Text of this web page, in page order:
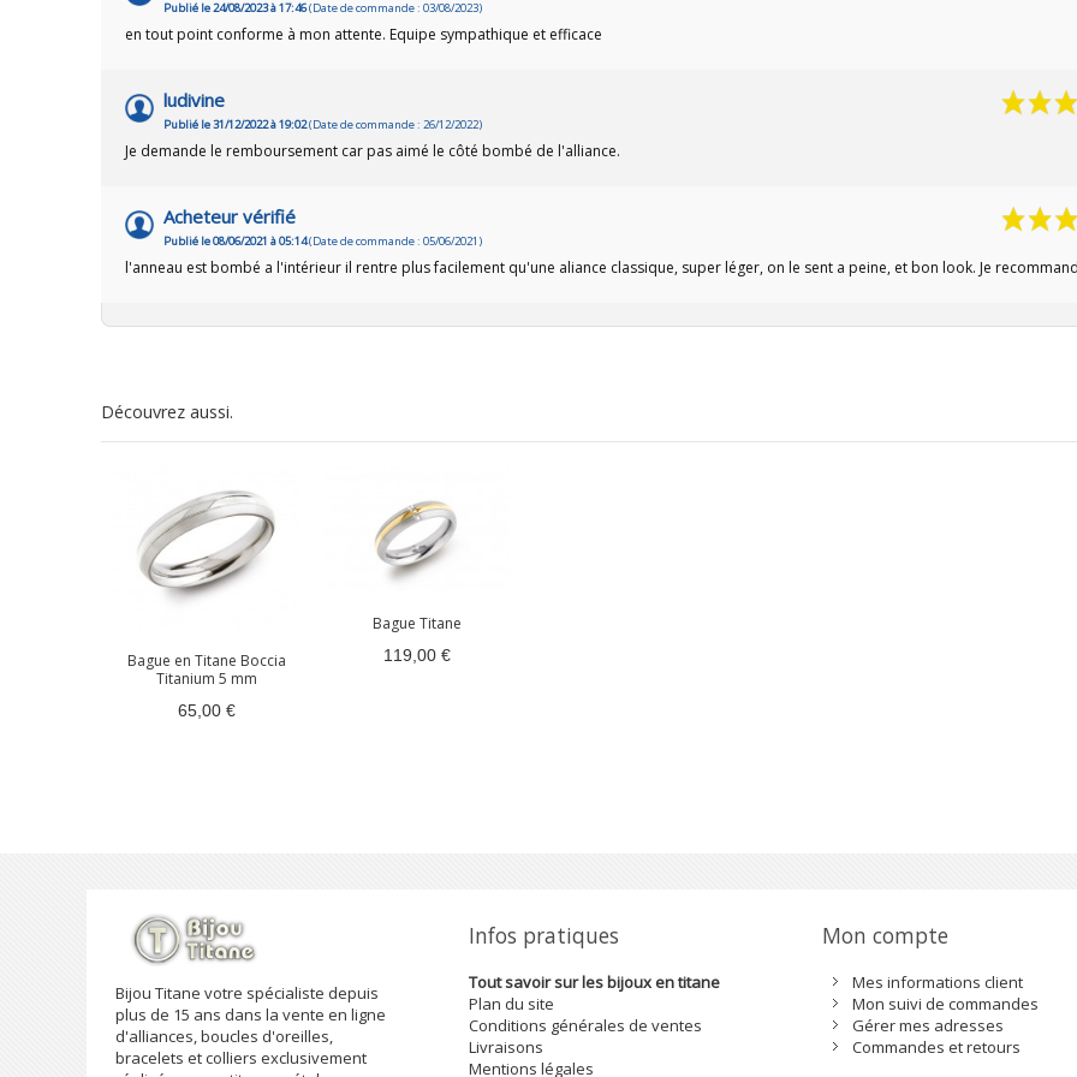
Publié le 24/08/2023 à 17:46(Date de commande : 03/08/2023)
en tout point conforme à mon attente. Equipe sympathique et efficace
ludivine
Publié le 31/12/2022 à 19:02(Date de commande : 26/12/2022)
Je demande le remboursement car pas aimé le côté bombé de l'alliance.
Acheteur vérifié
Publié le 08/06/2021 à 05:14(Date de commande : 05/06/2021)
l'anneau est bombé a l'intérieur il rentre plus facilement qu'une aliance classique, super léger, on le sent a peine, et bon look. Je
Découvrez aussi.
Bague en Titane Boccia
Titanium 5 mm
65,00 €
Bague Titane
119,00 €
Bijou Titane votre spécialiste depuis
plus de 15 ans dans la vente en ligne
d'alliances, boucles d'oreilles,
bracelets et colliers exclusivement
Infos pratiques
Tout savoir sur les bijoux en titane
Plan du site
Conditions générales de ventes
Livraisons
Mentions légales
Mon compte
Mes informations client
Mon suivi de commandes
Gérer mes adresses
Commandes et retours